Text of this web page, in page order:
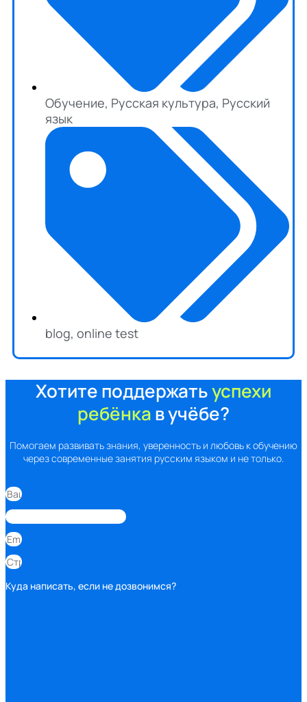
Обучение, Русская культура, Русский
язык
blog, online test
Хотите поддержатьуспехи
ребёнкав учёбе?
Помогаем развивать знания, уверенность и любовь к обучению
через современные занятия русским языком и не только.
Куда написать, если не дозвонимся?